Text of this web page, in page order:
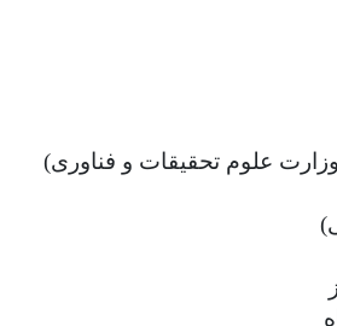
علوم تحقیقات و فناوری)